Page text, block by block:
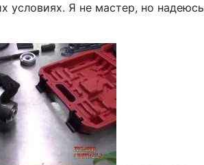
условиях. Я не мастер, но надеюсь